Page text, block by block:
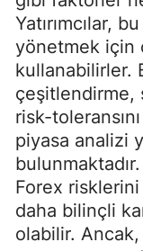
Yatırımcılar,
yönetmek için
kullanabilirler.
çeşitlendirme,
risk-
piyasa analizi
Forex
daha bilinçli
olabilir. Ancak,